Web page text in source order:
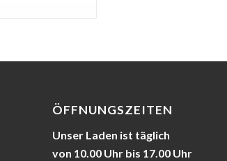
ÖFFNUNGSZEITEN
Unser Laden ist täglich
von 10.00 Uhr bis 17.00 Uhr